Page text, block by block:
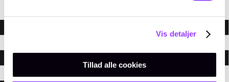
Vis detaljer
Tillad alle cookies